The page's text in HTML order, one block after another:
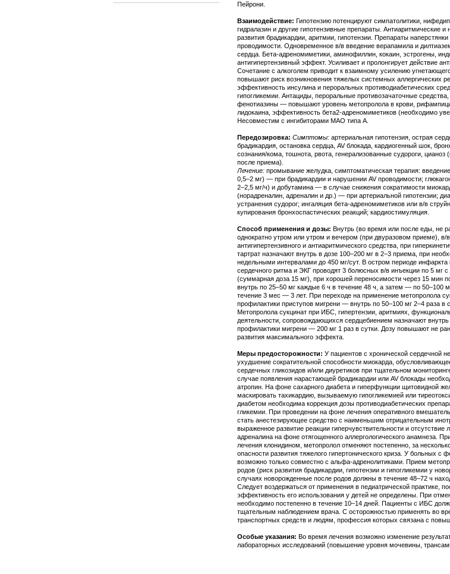
Пейрони.
Взаимодействие: Гипотензию потенцируют симпатолитики,
гидралазин и другие гипотензивные препараты. Антиаритмические
развития брадикардии, аритмии, гипотензии. Препараты
проводимости. Одновременное в/в введение верапамила и
сердца. Бета-адреномиметики, аминофиллин, кокаин, эстрогены,
антигипертензивный эффект. Усиливает и пролонгирует действие
Сочетание с алкоголем приводит к взаимному усилению
повышают риск возникновения тяжелых системных аллергических
эффективность инсулина и пероральных противодиабетических
гипогликемии. Антациды, пероральные противозачаточные
фенотиазины — повышают уровень метопролола в крови,
лидокаина, эффективность бета2-адреномиметиков (необходимо
Несовместим с ингибиторами МАО типа А.
Передозировка: Симптомы: артериальная гипотензия, острая
брадикардия, остановка сердца, AV блокада, кардиогенный шок,
сознания/кома, тошнота, рвота, генерализованные судороги,
после приема).
Лечение: промывание желудка, симптоматическая терапия:
0,5–2 мг) — при брадикардии и нарушении AV проводимости;
2–2,5 мг/ч) и добутамина — в случае снижения сократимости
(норадреналин, адреналин и др.) — при артериальной гипотензии;
устранения судорог; ингаляция бета-адреномиметиков или в/в
купирования бронхоспастических реакций; кардиостимуляция.
Способ применения и дозы: Внутрь (во время или после еды, не
однократно утром или утром и вечером (при двуразовом приеме), в/
антигипертензивного и антиаритмического средства, при
тартрат назначают внутрь в дозе 100–200 мг в 2–3 приема, при
недельными интервалами до 450 мг/сут. В остром периоде
сердечного ритма и ЭКГ проводят 3 болюсных в/в инъекции по 5 мг
(суммарная доза 15 мг), при хорошей переносимости через 15 мин
внутрь по 25–50 мг каждые 6 ч в течение 48 ч, а затем — по 50–100
течение 3 мес — 3 лет. При переходе на применение метопролола
профилактики приступов мигрени — внутрь по 50–100 мг 2–4 раза в
Метопролола сукцинат при ИБС, гипертензии, аритмиях,
деятельности, сопровождающихся сердцебиением назначают
профилактики мигрени — 200 мг 1 раз в сутки. Дозу повышают не
развития максимального эффекта.
Меры предосторожности: У пациентов с хронической сердечной
ухудшение сократительной способности миокарда,
сердечных гликозидов и/или диуретиков при тщательном
случае появления нарастающей брадикардии или AV блокады
атропин. На фоне сахарного диабета и гиперфункции щитовидной
маскировать тахикардию, вызываемую гипогликемией или
диабетом необходима коррекция дозы противодиабетических
гликемии. При проведении на фоне лечения оперативного
стать анестезирующее средство с наименьшим отрицательным
выраженное развитие реакции гиперчувствительности и
адреналина на фоне отягощенного аллергологического анамнеза.
лечения клонидином, метопролол отменяют постепенно, за
опасности развития тяжелого гипертонического криза. У больных с
возможно только совместно с альфа-адренолитиками. Прием
родов (риск развития брадикардии, гипотензии и гипогликемии у
случаях новорожденные после родов должны в течение 48–72 ч
Следует воздержаться от применения в педиатрической практике,
эффективность его использования у детей не определены. При
необходимо постепенно в течение 10–14 дней. Пациенты с ИБС
тщательным наблюдением врача. С осторожностью применять во
транспортных средств и людям, профессия которых связана с
Особые указания: Во время лечения возможно изменение
лабораторных исследований (повышение уровня мочевины,